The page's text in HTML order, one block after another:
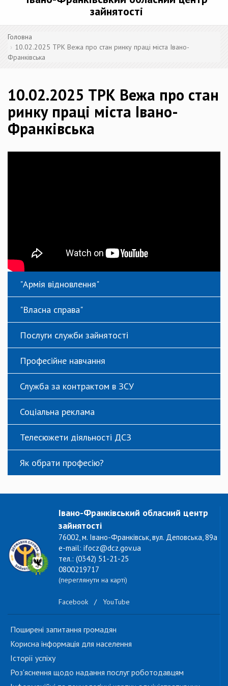
зайнятості
Головна
10.02.2025 ТРК Вежа про стан ринку праці міста Івано-
Франківська
10.02.2025 ТРК Вежа про стан
ринку праці міста Івано-
Франківська
"Армія відновлення"
"Власна справа"
Послуги служби зайнятості
Професійне навчання
Служба за контрактом в ЗСУ
Соціальна реклама
Телесюжети діяльності ДСЗ
Як обрати професію?
Івано-Франківський обласний центр
зайнятості
76002, м. Івано-Франківськ, вул. Деповська, 89а
e-mail: ifocz@dcz.gov.ua
тел.: (0342) 51-21-25
0800219717
(переглянути на карті)
Facebook / YouTube
Поширені запитання громадян
Корисна інформація для населення
Історії успіху
Роз'яснення щодо надання послуг роботодавцям